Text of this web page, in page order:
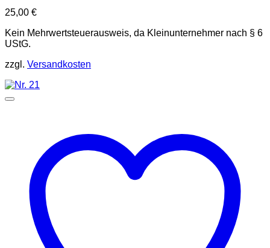
25,00 €
Kein Mehrwertsteuerausweis, da Kleinunternehmer nach § 6
UStG.
zzgl. Versandkosten